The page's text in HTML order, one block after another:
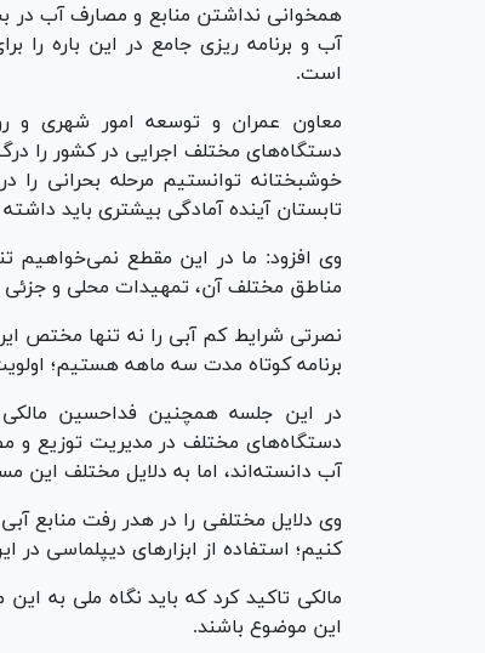
همخوانی نداشتن منابع و مصارف آب در
آب و برنامه ریزی جامع در این باره
است.
معاون عمران و توسعه امور شهری و
دستگاه‌های مختلف اجرایی در کشور را
خوشبختانه توانستیم مرحله بحرانی را
تابستان آینده آمادگی بیشتری باید
وی افزود: ما در این مقطع نمی‌خواهیم
مناطق مختلف آن، تمهیدات محلی و
نصرتی شرایط کم آبی را نه تنها مختص
برنامه کوتاه مدت سه ماهه هستیم؛
در این جلسه همچنین فداحسین
دستگاه‌های مختلف در مدیریت توزیع
آب دانسته‌اند، اما به دلایل مختلف این
وی دلایل مختلفی را در هدر رفت منابع
کنیم؛ استفاده از ابزار‌های دیپلماسی
مالکی تاکید کرد که باید نگاه ملی به
این موضوع باشند.